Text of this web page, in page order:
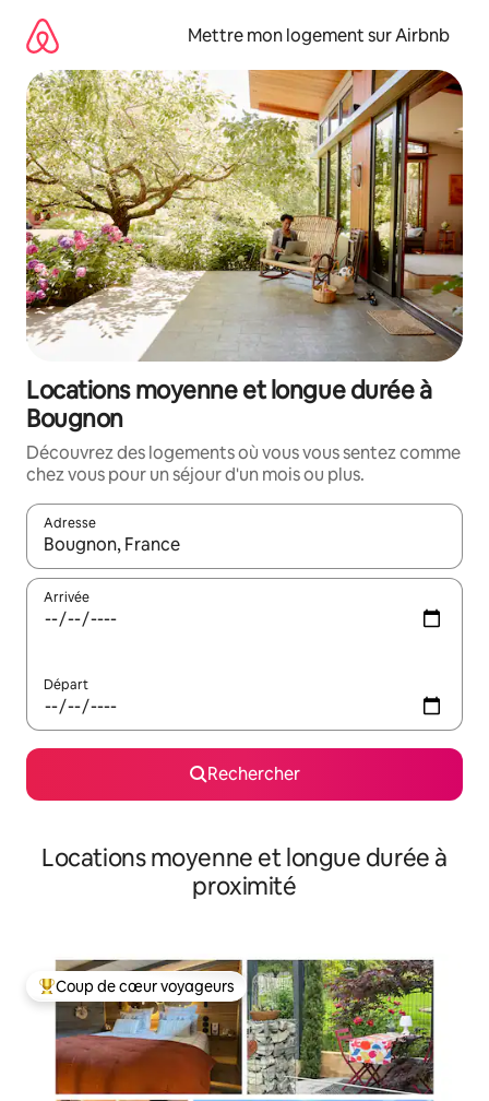
directement
contenu
Mettre mon logement sur Airbnb
Locations moyenne et longue durée à
Bougnon
Découvrez des logements où vous vous sentez comme
chez vous pour un séjour d'un mois ou plus.
Adresse
Lorsque les résultats s'affichent, utilisez les flèches vers le
Arrivée
Départ
Rechercher
Locations moyenne et longue durée à
proximité
Coups de cœur voyageurs les plus appréciés
Coup de cœur voyageurs